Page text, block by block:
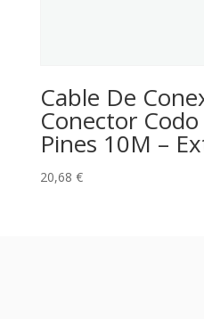
Cable De
Conector
Pines 10M –
20,68 €